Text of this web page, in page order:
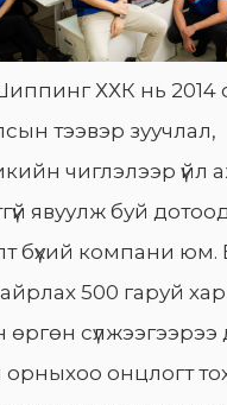
ХХК нь 2014
тээвэр зуучлал,
чиглэлээр үйл
явуулж буй
бүхий компани юм.
500 гаруй
өргөн
онцлогт